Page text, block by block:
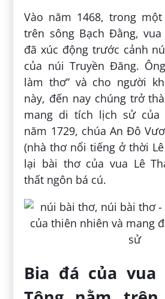
Vào năm 1468, trong
trên sông Bạch Đằng, vua
đã xúc động trước cảnh
của núi Truyền Đăng.
làm thơ” và cho người
này, đến nay chúng trở
mang di tích lịch sử của
năm 1729, chúa An Đô
(nhà thơ nổi tiếng ở thời
lại bài thơ của vua Lê
thất ngôn bá cú.
Bia đá của vua